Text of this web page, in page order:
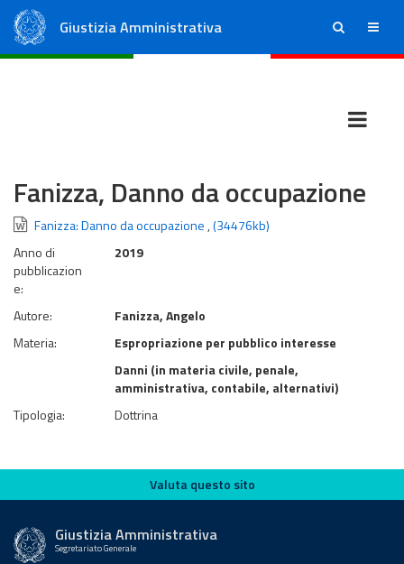
Giustizia Amministrativa ricerca menu
Fanizza, Danno da occupazione
Fanizza: Danno da occupazione ,(34476kb)
Anno di
pubblicazion
e:
2019
Autore:
Fanizza, Angelo
Materia:
Espropriazione per pubblico interesse
Danni (in materia civile, penale,
amministrativa, contabile, alternativi)
Tipologia:
Dottrina
Valuta questo sito
Valuta questo sito
Giustizia Amministrativa
Segretariato Generale